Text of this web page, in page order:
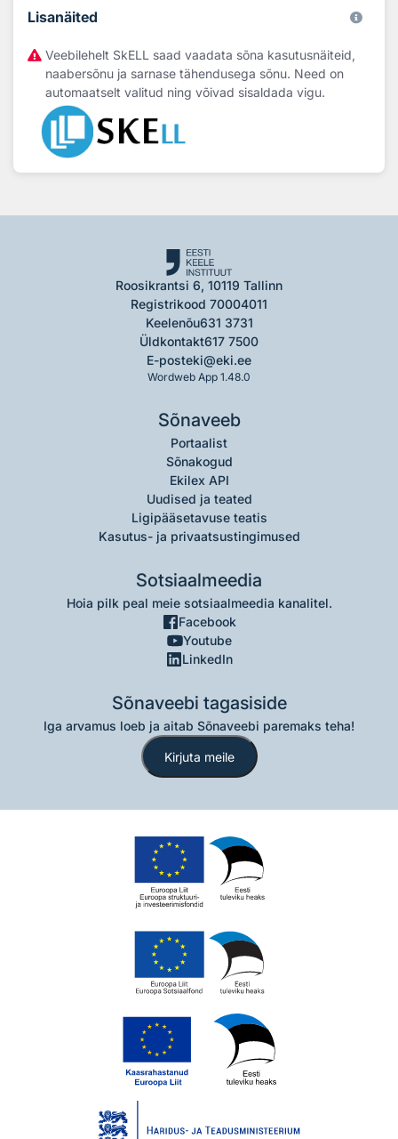
Lisanäited
Veebilehelt SkELL saad vaadata sõna kasutusnäiteid,
naabersõnu ja sarnase tähendusega sõnu. Need on
automaatselt valitud ning võivad sisaldada vigu.
Roosikrantsi 6, 10119 Tallinn
Registrikood 70004011
Keelenõu631 3731
Üldkontakt617 7500
E-posteki@eki.ee
Wordweb App 1.48.0
Sõnaveeb
Portaalist
Sõnakogud
Ekilex API
Uudised ja teated
Ligipääsetavuse teatis
Kasutus- ja privaatsustingimused
Sotsiaalmeedia
Hoia pilk peal meie sotsiaalmeedia kanalitel.
Facebook
Youtube
LinkedIn
Sõnaveebi tagasiside
Iga arvamus loeb ja aitab Sõnaveebi paremaks teha!
Kirjuta meile